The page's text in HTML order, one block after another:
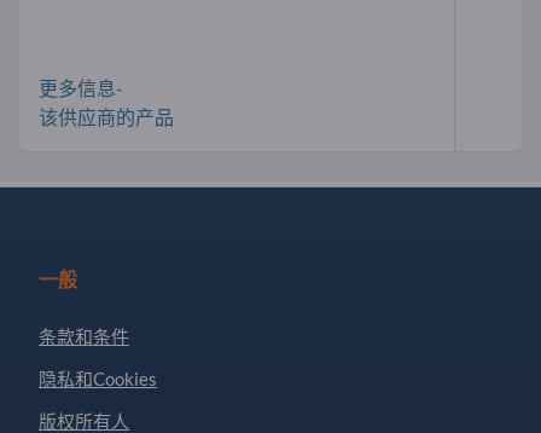
更多信息-
该供应商的产品
一般
条款和条件
隐私和Cookies
版权所有人